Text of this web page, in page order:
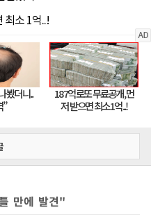
만에 발견"